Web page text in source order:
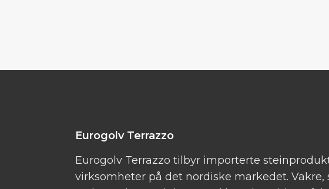
Eurogolv Terrazzo
Eurogolv Terrazzo tilbyr importerte
virksomheter på det nordiske markedet. Vakre,